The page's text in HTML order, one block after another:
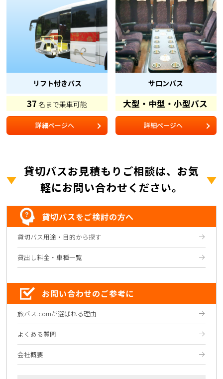
リフト付きバス
37 名まで乗車可能
詳細ページへ
サロンバス
大型・中型・小型バス
詳細ページへ
貸切バスお見積もりご相談は、お気
軽にお問い合わせください。
貸切バスをご検討の方へ
貸切バス用途・目的から探す
貸出し料金・車種一覧
お問い合わせのご参考に
旅バス.comが選ばれる理由
よくある質問
会社概要